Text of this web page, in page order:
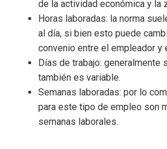
de la actividad económica y la
Horas laboradas: la norma
al día, si bien esto puede
convenio entre el empleador y
Días de trabajo: generalmente
también es variable.
Semanas laboradas: por lo
para este tipo de empleo son
semanas laborales.